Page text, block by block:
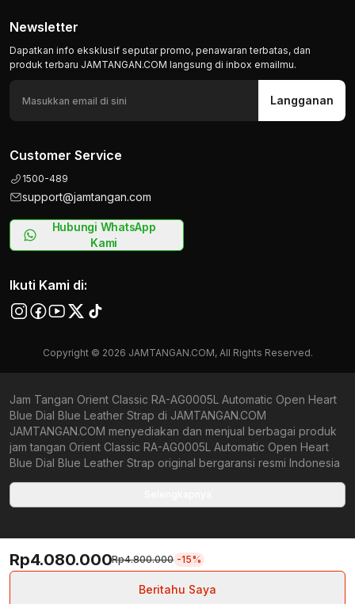
Newsletter
Dapatkan info eksklusif seputar promo, penawaran terbatas, dan
produk terbaru JAMTANGAN.COM langsung di inbox emailmu.
Langganan
Customer Service
1500-489
support@jamtangan.com
Hubungi WhatsApp
Kami
Ikuti Kami di:
Copyright © 2026 JAMTANGAN.COM, All Rights Reserved.
Jam Tangan Orient Classic RA-AG0005L Automatic Open Heart
Blue Dial Blue Leather Strap di JAMTANGAN.COM
JAMTANGAN.COM menyediakan dan menjual berbagai produk
jam tangan Orient Classic RA-AG0005L Automatic Open Heart
Blue Dial Blue Leather Strap original bergaransi resmi Indonesia
JAMTANGAN.COM menjamin produk-produk yang tersedia
memiliki harga yang lebih terjangkau dari toko online Indonesia
lainnya. Anda, watchlovers, merupakan prioritas utama kami.
Dengan tersedianya berbagai jam tangan mechanical, kinetic,
dan quartz mulai dari yang bertema fine-elegance atau elegan
Rp4.080.000Rp4.800.000 -15%
Beritahu Saya